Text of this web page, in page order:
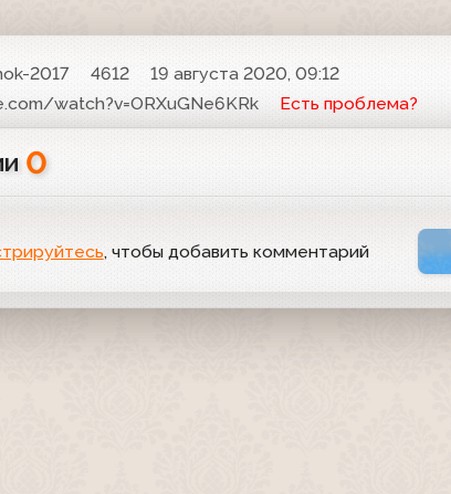
2017 4612
19 августа 2020, 09:12
watch?v=ORXuGNe6KRk
Есть проблема?
0
, чтобы добавить комментарий